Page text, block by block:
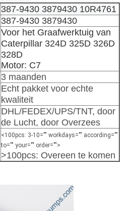
387-9430 3879430 10R4761
387-9430 3879430
Voor het Graafwerktuig van
Caterpillar 324D 325D 326D
328D
Motor: C7
3 maanden
Echt pakket voor echte
kwaliteit
DHL/FEDEX/UPS/TNT, door
de Lucht, door Overzees
<100pcs: 3-10="" workdays="" according=""
to="" your="" order="">
>100pcs: Overeen te komen